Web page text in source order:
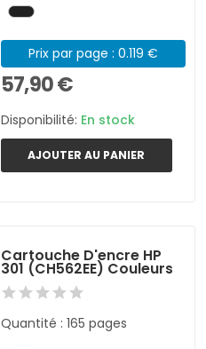
Prix par page : 0.119 €
57,90 €
Disponibilité: En stock
AJOUTER AU PANIER
Cartouche D'encre HP
301 (CH562EE) Couleurs
Quantité : 165 pages